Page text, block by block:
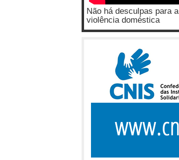
Não há desculpas para a
violência doméstica